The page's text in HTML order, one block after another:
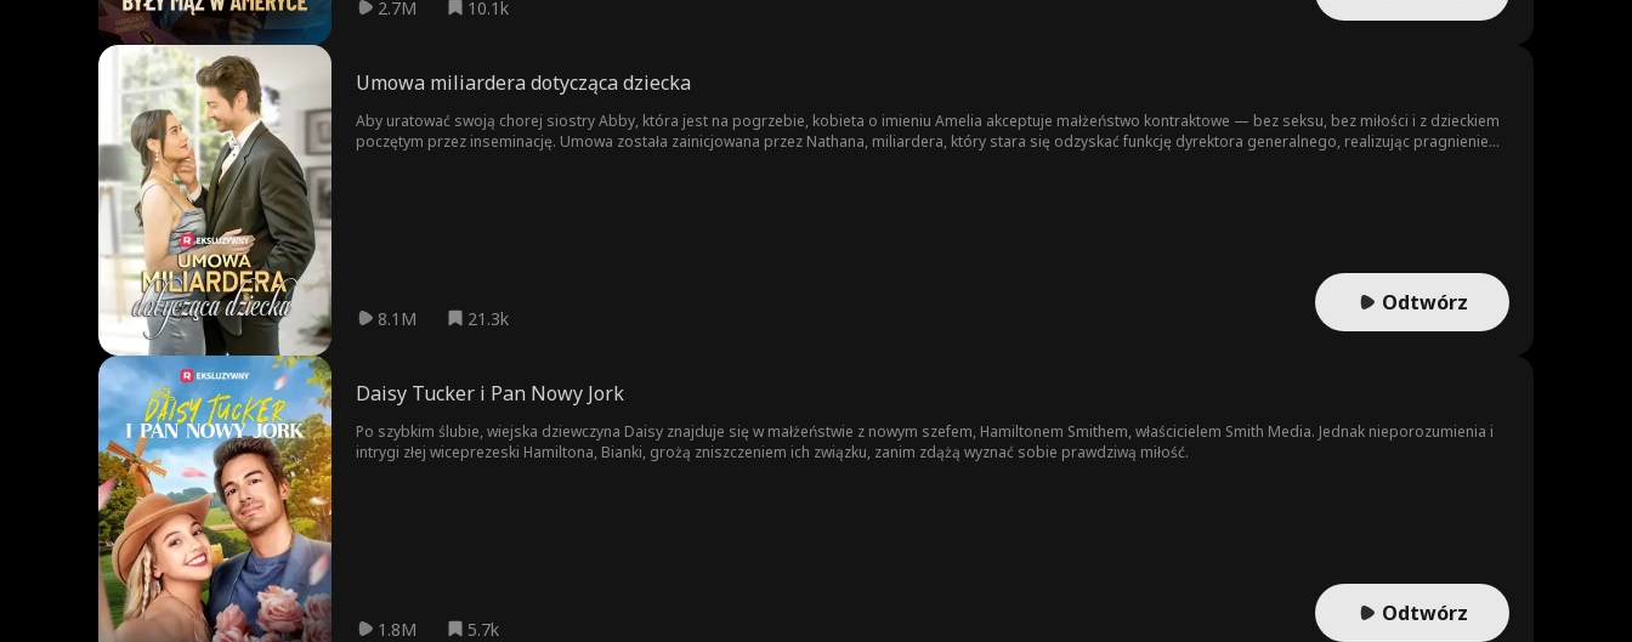
2.7M 10.1k
Umowa miliardera dotycząca dziecka
Aby uratować swoją chorej siostry Abby, która jest na pogrzebie, kobieta o imieniu Amelia akceptuje małżeństwo kontraktowe — bez seksu, bez miłości i z dzieckiem
poczętym przez inseminację. Umowa została zainicjowana przez Nathana, miliardera, który stara się odzyskać funkcję dyrektora generalnego, realizując pragnienie
8.1M 21.3k
Odtwórz
Daisy Tucker i Pan Nowy Jork
Po szybkim ślubie, wiejska dziewczyna Daisy znajduje się w małżeństwie z nowym szefem, Hamiltonem Smithem, właścicielem Smith Media. Jednak nieporozumienia i
intrygi złej wiceprezeski Hamiltona, Bianki, grożą zniszczeniem ich związku, zanim zdążą wyznać sobie prawdziwą miłość.
1.8M 5.7k
Odtwórz